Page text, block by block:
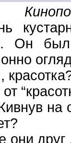
Он
на
они